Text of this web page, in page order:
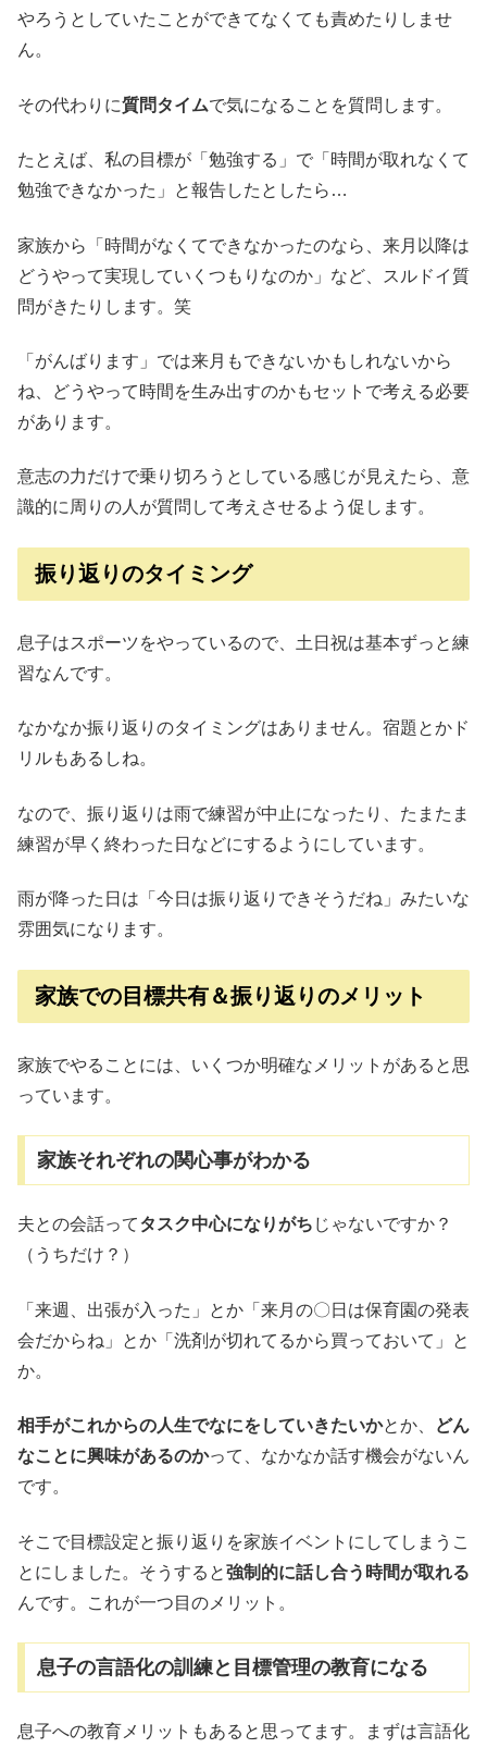
やろうとしていたことができてなくても責めたりしませ
ん。
その代わりに質問タイムで気になることを質問します。
たとえば、私の目標が「勉強する」で「時間が取れなくて
勉強できなかった」と報告したとしたら…
家族から「時間がなくてできなかったのなら、来月以降は
どうやって実現していくつもりなのか」など、スルドイ質
問がきたりします。笑
「がんばります」では来月もできないかもしれないから
ね、どうやって時間を生み出すのかもセットで考える必要
があります。
意志の力だけで乗り切ろうとしている感じが見えたら、意
識的に周りの人が質問して考えさせるよう促します。
振り返りのタイミング
息子はスポーツをやっているので、土日祝は基本ずっと練
習なんです。
なかなか振り返りのタイミングはありません。宿題とかド
リルもあるしね。
なので、振り返りは雨で練習が中止になったり、たまたま
練習が早く終わった日などにするようにしています。
雨が降った日は「今日は振り返りできそうだね」みたいな
雰囲気になります。
家族での目標共有＆振り返りのメリット
家族でやることには、いくつか明確なメリットがあると思
っています。
家族それぞれの関心事がわかる
夫との会話ってタスク中心になりがち じゃないですか？
（うちだけ？）
「来週、出張が入った」とか「来月の〇日は保育園の発表
会だからね」とか「洗剤が切れてるから買っておいて」と
か。
相手がこれからの人生でなにをしていきたいかとか、
どん
なことに興味があるのかって、なかなか話す機会がないん
です。
そこで目標設定と振り返りを家族イベントにしてしまうこ
とにしました。そうすると強制的に話し合う時間が取れる
んです。これが一つ目のメリット。
息子の言語化の訓練と目標管理の教育になる
息子への教育メリットもあると思ってます。まずは言語化